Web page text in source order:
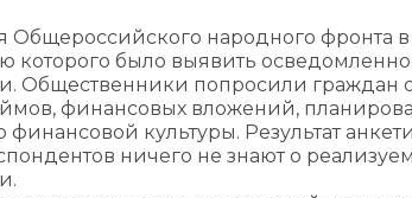
Общероссийского народного фронта
которого было выявить
Общественники попросили граждан
финансовых вложений,
культуры. Результат
ничего не знают о